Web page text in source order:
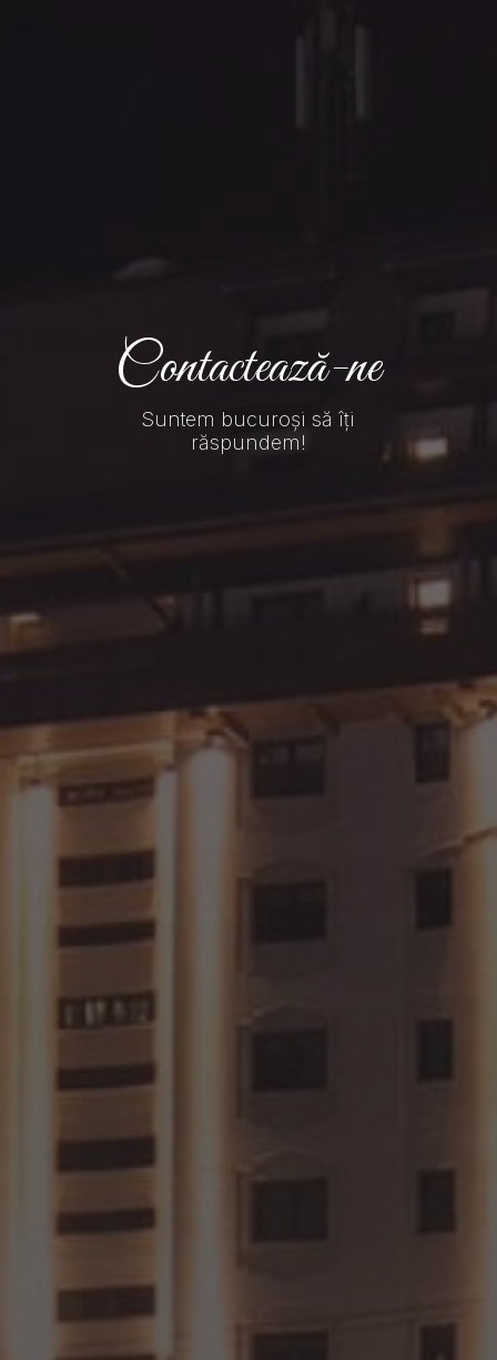
Contactează-ne
Suntem bucuroși să îți
răspundem!